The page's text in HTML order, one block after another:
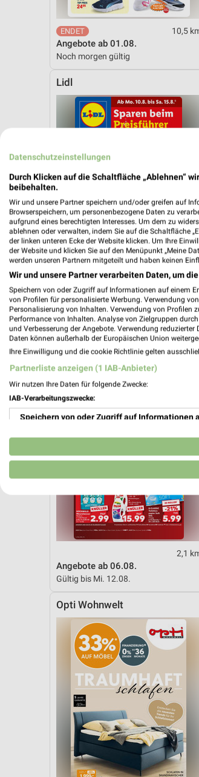
10,5
Angebote ab 01.08.
Noch morgen gültig
Lidl
2,3
Angebote ab 10.08.
Gültig ab Mo. 10.08.
Kaufland
2,1
Angebote ab 06.08.
Gültig bis Mi. 12.08.
Opti Wohnwelt
Datenschutzeinstellungen
Durch Klicken auf die Schaltfläche „Ablehnen“
beibehalten.
Wir und unsere Partner speichern und/oder greifen auf
Browserspeichern, um personenbezogene Daten zu
aufgrund eines berechtigten Interesses. Um dem zu
ablehnen oder verwalten, indem Sie auf die Schaltfläche
der linken unteren Ecke der Website klicken. Um Ihre
der Website und klicken Sie auf den Menüpunkt „Meine
werden unseren Partnern mitgeteilt und haben keinen
Wir und unsere Partner verarbeiten Daten, um
Speichern von oder Zugriff auf Informationen auf einem
von Profilen für personalisierte Werbung. Verwendung
Personalisierung von Inhalten. Verwendung von Profilen
Performance von Inhalten. Analyse von Zielgruppen
und Verbesserung der Angebote. Verwendung
Daten können außerhalb der Europäischen Union
Ihre Einwilligung und die cookie Richtlinie gelten
Partnerliste anzeigen (1 IAB-Anbieter)
Wir nutzen Ihre Daten für folgende Zwecke:
IAB-Verarbeitungszwecke:
Speichern von oder Zugriff auf Informationen
Verwendung reduzierter Daten zur Auswahl
Erstellung von Profilen für personalisierte
Erstellung von Profilen zur Personalisierung
Verwendung von Profilen zur Auswahl
Messung der Werbeleistung
Analyse von Zielgruppen durch Statistiken
Entwicklung und Verbesserung der Angebote
Verwendung reduzierter Daten zur Auswahl
IAB-Besonderheiten:
Verwendung genauer Standortdaten
Geräte anhand von aktiv angeforderten
Nicht-IAB-Verarbeitungszwecke: